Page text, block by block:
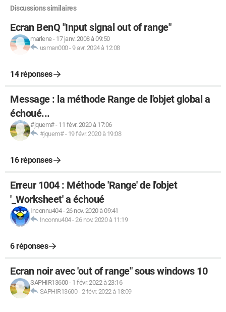
Discussions similaires
Ecran BenQ "Input signal out of range"
marlene- 17 janv. 2008 à 09:50
usman000-9 avr. 2024 à 12:08
14 réponses
Message : la méthode Range de l'objet global a
échoué...
#jquem#- 11 févr. 2020 à 17:06
#jquem#- 19 févr. 2020 à 19:08
16 réponses
Erreur 1004 : Méthode 'Range' de l'objet
'_Worksheet' a échoué
Inconnu404-26 nov. 2020 à 09:41
Inconnu404-26 nov. 2020 à 11:19
6 réponses
Ecran noir avec 'out of range" sous windows 10
SAPHIR13600- 1 févr. 2022 à 23:16
SAPHIR13600-2 févr. 2022 à 18:09